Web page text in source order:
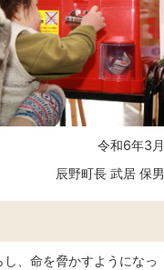
令和6年3月
辰野町長 武居 保男
、命を脅かすようになっ